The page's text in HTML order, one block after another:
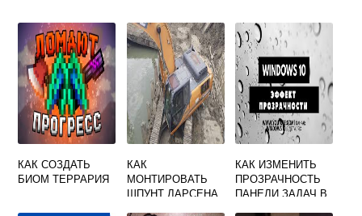
КАК СОЗДАТЬ
БИОМ ТЕРРАРИЯ
КАК
МОНТИРОВАТЬ
ШПУНТ ЛАРСЕНА
КАК ИЗМЕНИТЬ
ПРОЗРАЧНОСТЬ
ПАНЕЛИ ЗАДАЧ В